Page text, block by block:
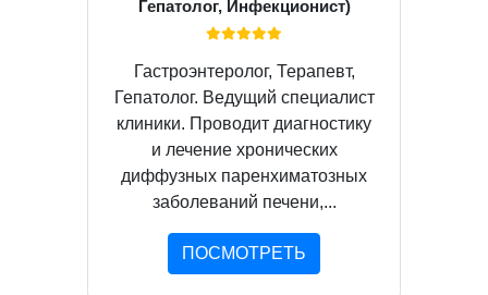
Гепатолог, Инфекционист)
Гастроэнтеролог, Терапевт,
Гепатолог. Ведущий специалист
клиники. Проводит диагностику
и лечение хронических
диффузных паренхиматозных
заболеваний печени,...
ПОСМОТРЕТЬ